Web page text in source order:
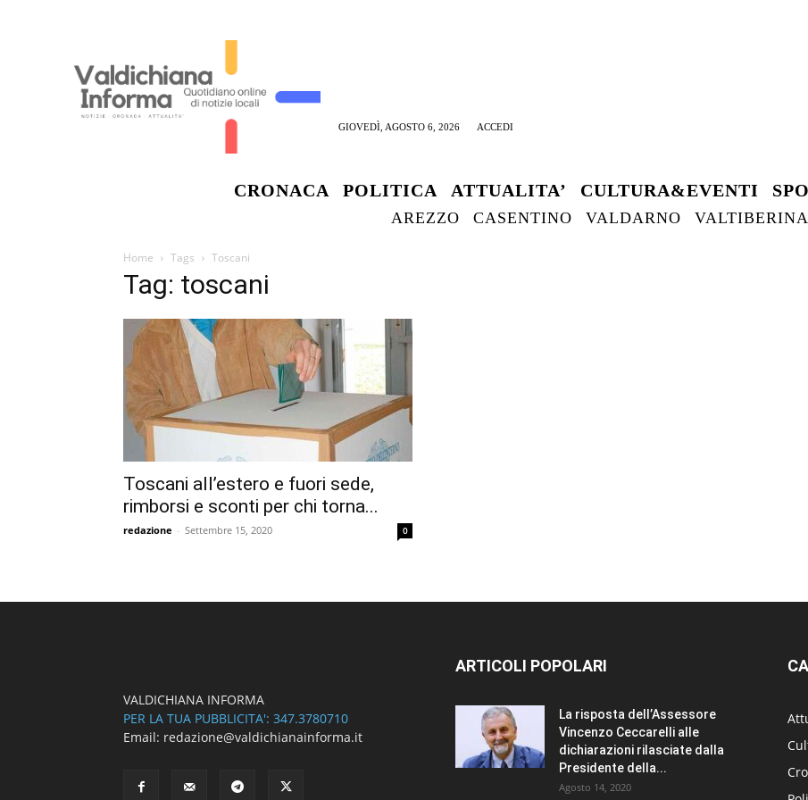
GIOVEDÌ, AGOSTO 6, 2026 ACCEDI
CRONACA POLITICA ATTUALITA’ CULTURA&EVENTI
AREZZO CASENTINO VALDARNO VALTIBERINA
Home Tags Toscani
Tag: toscani
Toscani all’estero e fuori sede,
rimborsi e sconti per chi torna...
redazione - Settembre 15, 2020 0
VALDICHIANA INFORMA
PER LA TUA PUBBLICITA': 347.3780710
Email: redazione@valdichianainforma.it
ARTICOLI POPOLARI
La risposta dell’Assessore
Vincenzo Ceccarelli alle
dichiarazioni rilasciate dalla
Presidente della...
Agosto 14, 2020